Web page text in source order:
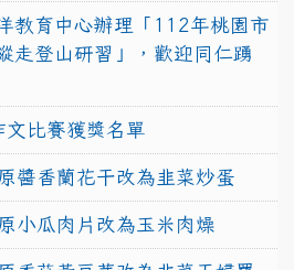
教育中心辦理「112年桃園市
走登山研習」，歡迎同仁踴
文比賽獲獎名單
醬香蘭花干改為韭菜炒蛋
小瓜肉片改為玉米肉燥